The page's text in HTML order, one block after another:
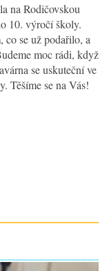
na Rodičovskou
10. výročí školy.
co se už podařilo, a
moc rádi, když
se uskuteční ve
Těšíme se na Vás!